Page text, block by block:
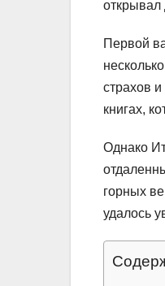
открывал
Первой
страхов
книгах,
Однако
горных
удалось